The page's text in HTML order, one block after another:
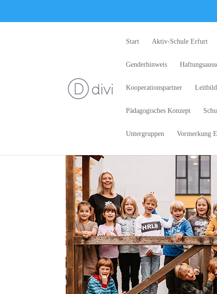
Start Aktiv-Schule Erfurt
Genderhinweis
Kooperationspartner Leitbild
Pädagogisches Konzept
Untergruppen Vormerkung